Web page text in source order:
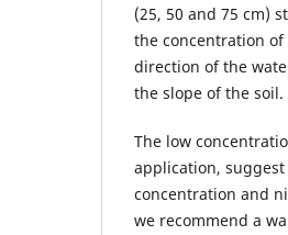
(25, 50 and 75 cm)
the concentration
direction of the
the slope of the soil.
The low
application,
concentration and
we recommend a